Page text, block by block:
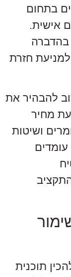
בתחום
אישית.
בהדברה
חזרת
להבהיר את
מחיר
ושיטות
תוכנית